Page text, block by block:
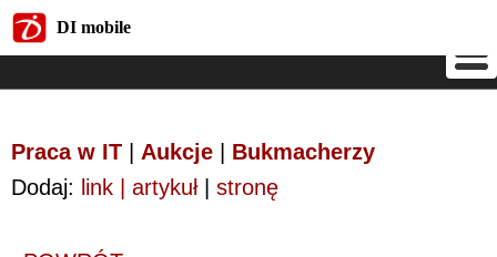
DI mobile
Praca w IT Aukcje
Bukmacherzy
Dodaj: link | artykuł| stronę
DI mobile